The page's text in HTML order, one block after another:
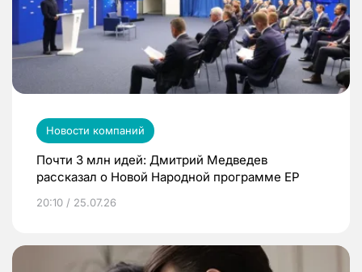
Новости компаний
Почти 3 млн идей: Дмитрий Медведев
рассказал о Новой Народной программе ЕР
20:10 / 25.07.26